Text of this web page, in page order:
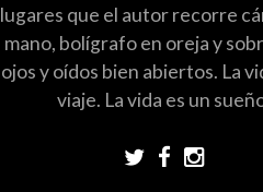
lugares que el autor recorre
mano, bolígrafo en oreja y
ojos y oídos bien abiertos. La
viaje. La vida es un